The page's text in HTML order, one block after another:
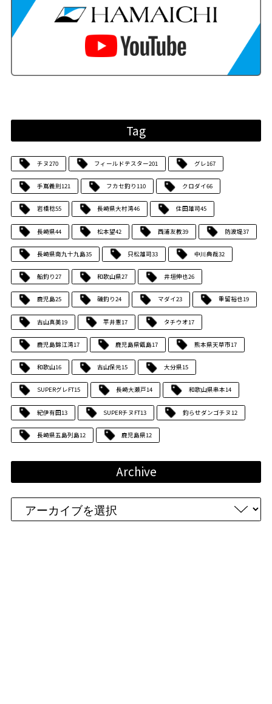
Tag
チヌ270 フィールドテスター201 グレ167
手嶌義則121 フカセ釣り110 クロダイ66
岩橋稔55 長崎県大村湾46 住田雄司45
長崎県44 松本望42 西浦友教39 防波堤37
長崎県南九十九島35 只松雄司33 中川典哉32
船釣り27 和歌山県27 井垣伸也26
鹿児島25 磯釣り24 マダイ23 重留裕也19
古山真美19 平井憲17 タチウオ17
鹿児島錦江湾17 鹿児島県甑島17 熊本県天草市17
和歌山16 古山保元15 大分県15
SUPERグレFT15 長崎大瀬戸14 和歌山県串本14
紀伊有田13 SUPERチヌFT13 釣らせダンゴチヌ 12
長崎県五島列島12 鹿児島県12
Archive